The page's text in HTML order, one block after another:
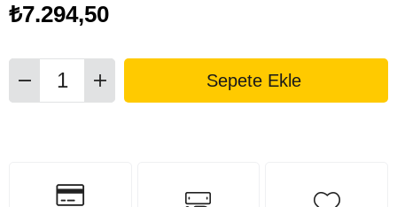
₺7.294,50